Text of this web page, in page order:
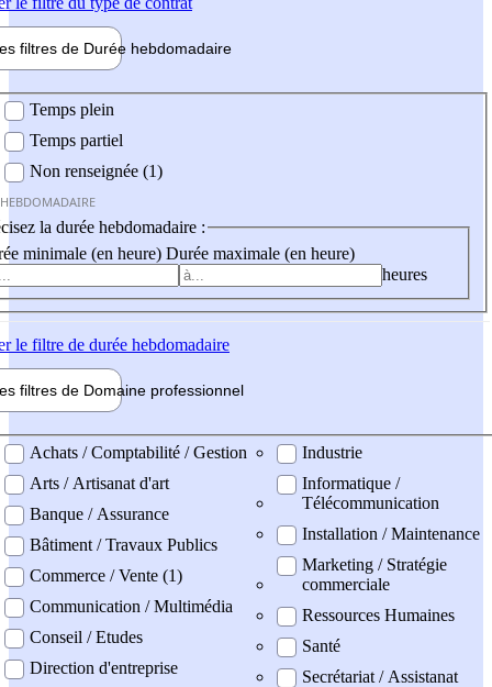
filtres de Durée hebdomadaire
Temps plein
Temps partiel
Non renseignée (1)
la durée hebdomadaire :
minimale (en heure) Durée maximale (en heure)
heures
le filtre de durée hebdomadaire
filtres de Domaine professionnel
professionel
Achats / Comptabilité / Gestion
Arts / Artisanat d'art
Banque / Assurance
Bâtiment / Travaux Publics
Commerce / Vente (1)
Communication / Multimédia
Conseil / Etudes
Direction d'entreprise
Industrie
Informatique /
Télécommunication
Installation / Maintenance
Marketing / Stratégie
commerciale
Ressources Humaines
Santé
Secrétariat / Assistanat